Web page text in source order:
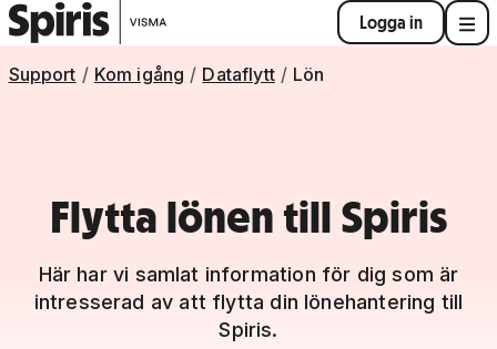
Logga in
Support Kom igång Dataflytt Lön
Flytta lönen till Spiris
Här har vi samlat information för dig som är
intresserad av att flytta din lönehantering till
Spiris.